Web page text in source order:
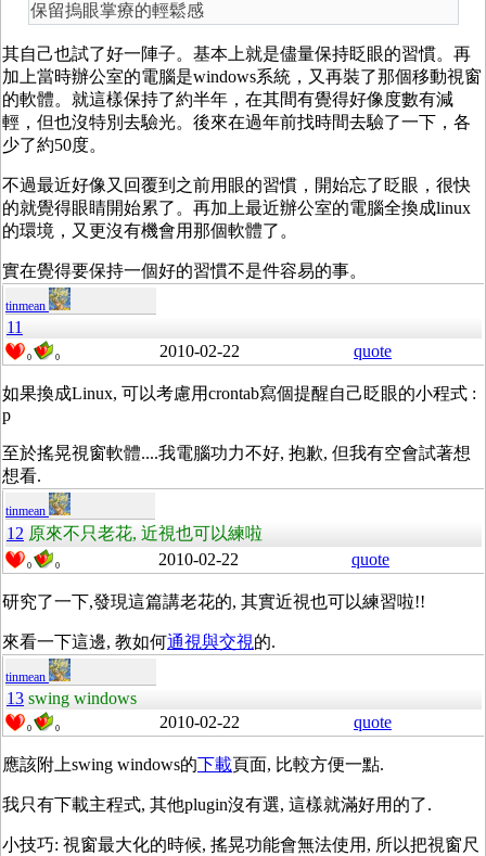
保留摀眼掌療的輕鬆感
其自己也試了好一陣子。基本上就是儘量保持眨眼的習慣。再
加上當時辦公室的電腦是windows系統，又再裝了那個移動視窗
的軟體。就這樣保持了約半年，在其間有覺得好像度數有減
輕，但也沒特別去驗光。後來在過年前找時間去驗了一下，各
少了約50度。
不過最近好像又回覆到之前用眼的習慣，開始忘了眨眼，很快
的就覺得眼睛開始累了。再加上最近辦公室的電腦全換成linux
的環境，又更沒有機會用那個軟體了。
實在覺得要保持一個好的習慣不是件容易的事。
tinmean
11
0 0 2010-02-22 quote
如果換成Linux, 可以考慮用crontab寫個提醒自己眨眼的小程式 :
p
至於搖晃視窗軟體....我電腦功力不好, 抱歉, 但我有空會試著想
想看.
tinmean
12 原來不只老花, 近視也可以練啦
0 0 2010-02-22 quote
研究了一下,發現這篇講老花的, 其實近視也可以練習啦!!
來看一下這邊, 教如何通視與交視的.
tinmean
13 swing windows
0 0 2010-02-22 quote
應該附上swing windows的下載頁面, 比較方便一點.
我只有下載主程式, 其他plugin沒有選, 這樣就滿好用的了.
小技巧: 視窗最大化的時候, 搖晃功能會無法使用, 所以把視窗尺